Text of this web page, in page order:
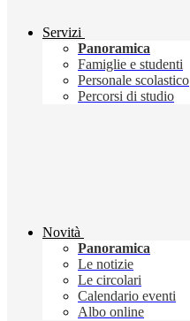
Servizi
Panoramica
Famiglie e studenti
Personale scolastico
Percorsi di studio
Novità
Panoramica
Le notizie
Le circolari
Calendario eventi
Albo online